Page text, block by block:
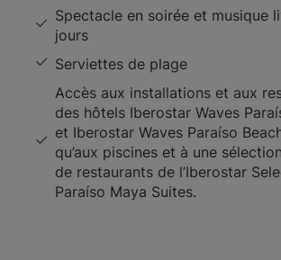
Spectacle en soirée et musique
jours
Serviettes de plage
Accès aux installations et aux
des hôtels Iberostar Waves
et Iberostar Waves Paraíso
qu’aux piscines et à une
de restaurants de l’Iberostar
Paraíso Maya Suites.